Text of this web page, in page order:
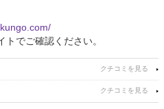
でご確認ください。